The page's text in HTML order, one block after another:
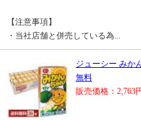
【注意事項】
・当社店舗と併売している為...
ジューシー みか
無料
販売価格：2,763